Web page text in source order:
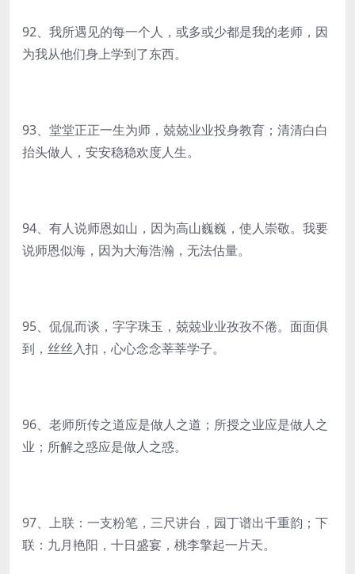
92、我所遇见的每一个人，或多或少都是我的老师，因
为我从他们身上学到了东西。
93、堂堂正正一生为师，兢兢业业投身教育；清清白白
抬头做人，安安稳稳欢度人生。
94、有人说师恩如山，因为高山巍巍，使人崇敬。我要
说师恩似海，因为大海浩瀚，无法估量。
95、侃侃而谈，字字珠玉，兢兢业业孜孜不倦。面面俱
到，丝丝入扣，心心念念莘莘学子。
96、老师所传之道应是做人之道；所授之业应是做人之
业；所解之惑应是做人之惑。
97、上联：一支粉笔，三尺讲台，园丁谱出千重韵；下
联：九月艳阳，十日盛宴，桃李擎起一片天。